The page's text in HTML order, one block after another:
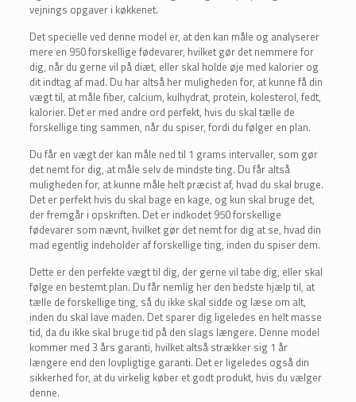
vejnings opgaver i køkkenet.
Det specielle ved denne model er, at den kan måle og analyserer
mere en 950 forskellige fødevarer, hvilket gør det nemmere for
dig, når du gerne vil på diæt, eller skal holde øje med kalorier og
dit indtag af mad. Du har altså her muligheden for, at kunne få din
vægt til, at måle fiber, calcium, kulhydrat, protein, kolesterol, fedt,
kalorier. Det er med andre ord perfekt, hvis du skal tælle de
forskellige ting sammen, når du spiser, fordi du følger en plan.
Du får en vægt der kan måle ned til 1 grams intervaller, som gør
det nemt for dig, at måle selv de mindste ting. Du får altså
muligheden for, at kunne måle helt præcist af, hvad du skal bruge.
Det er perfekt hvis du skal bage en kage, og kun skal bruge det,
der fremgår i opskriften. Det er indkodet 950 forskellige
fødevarer som nævnt, hvilket gør det nemt for dig at se, hvad din
mad egentlig indeholder af forskellige ting, inden du spiser dem.
Dette er den perfekte vægt til dig, der gerne vil tabe dig, eller skal
følge en bestemt plan. Du får nemlig her den bedste hjælp til, at
tælle de forskellige ting, så du ikke skal sidde og læse om alt,
inden du skal lave maden. Det sparer dig ligeledes en helt masse
tid, da du ikke skal bruge tid på den slags længere. Denne model
kommer med 3 års garanti, hvilket altså strækker sig 1 år
længere end den lovpligtige garanti. Det er ligeledes også din
sikkerhed for, at du virkelig køber et godt produkt, hvis du vælger
denne.